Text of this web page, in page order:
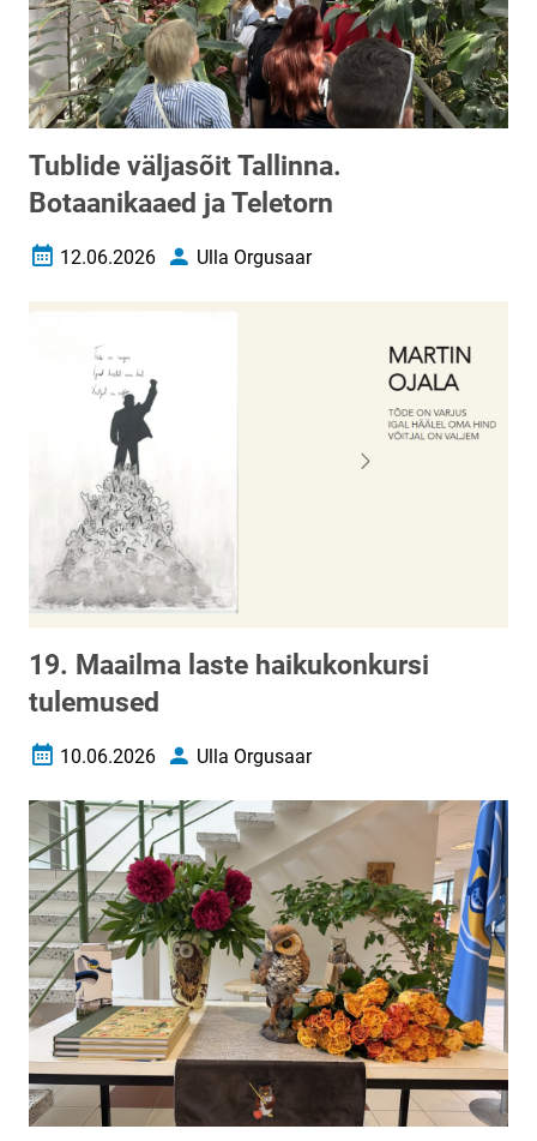
Tublide väljasõit Tallinna.
Botaanikaaed ja Teletorn
Loomise kuupäev
12.06.2026 AutorUlla Orgusaar
19. Maailma laste haikukonkursi
tulemused
Loomise kuupäev
10.06.2026 AutorUlla Orgusaar